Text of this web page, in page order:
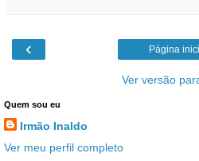
‹ Página
Ver versão
Quem sou eu
Irmão Inaldo
Ver meu perfil completo